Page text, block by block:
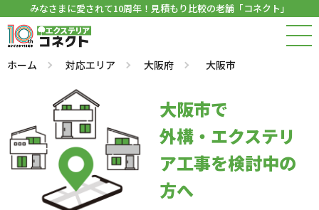
みなさまに愛されて10周年！見積もり比較の老舗「コネクト」
ホーム 対応エリア 大阪府 大阪市
大阪市で
外構・エクステリ
ア工事を検討中の
方へ